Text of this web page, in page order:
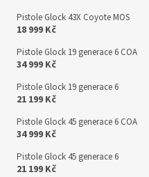
Pistole Glock 43X Coyote MOS
18 999 Kč
Pistole Glock 19 generace 6 COA
34 999 Kč
Pistole Glock 19 generace 6
21 199 Kč
Pistole Glock 45 generace 6 COA
34 999 Kč
Pistole Glock 45 generace 6
21 199 Kč